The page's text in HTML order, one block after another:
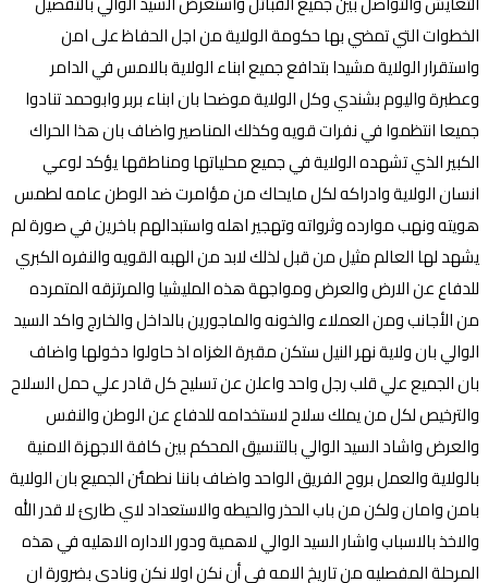
الخطوات التي تمضي بها حكومة الولاية من اجل الحفاظ على امن
واستقرار الولاية مشيدا بتدافع جميع ابناء الولاية بالامس في الدامر
وعطبرة واليوم بشندي وكل الولاية موضحا بان ابناء بربر وابوحمد تنادوا
جميعا انتظموا في نفرات قويه وكذلك المناصير واضاف بان هذا الحراك
الكبير الذي تشهده الولاية في جميع محلياتها ومناطقها يؤكد لوعي
انسان الولاية وادراكه لكل مايحاك من مؤامرت ضد الوطن عامه لطمس
هويته ونهب موارده وثرواته وتهجير اهله واستبدالهم باخرين في صورة لم
يشهد لها العالم مثيل من قبل لذلك لابد من الهبه القويه والنفره الكبري
للدفاع عن الارض والعرض ومواجهة هذه المليشيا والمرتزقه المتمرده
من الأجانب ومن العملاء والخونه والماجورين بالداخل والخارج واكد السيد
الوالي بان ولاية نهر النيل ستكن مقبرة الغزاه اذ حاولوا دخولها واضاف
بان الجميع علي قلب رجل واحد واعلن عن تسليح كل قادر علي حمل السلاح
والترخيص لكل من يملك سلاح لاستخدامه للدفاع عن الوطن والنفس
والعرض واشاد السيد الوالي بالتنسيق المحكم بين كافة الاجهزة الامنية
بالولاية والعمل بروح الفريق الواحد واضاف باننا نطمئن الجميع بان الولاية
بامن وامان ولكن من باب الحذر والحيطه والاستعداد لاي طارئ لا قدر الله
والاخذ بالاسباب واشار السيد الوالي لاهمية ودور الاداره الاهليه في هذه
المرحلة المفصليه من تاريخ الامه في أن نكن اولا نكن ونادي بضرورة ان